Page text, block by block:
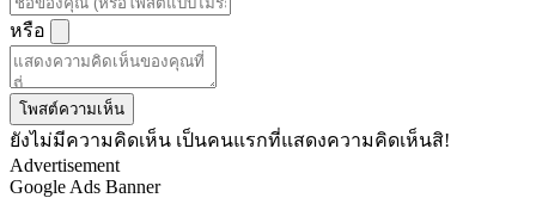
หรือ
โพสต์ความเห็น
ยังไม่มีความคิดเห็น เป็นคนแรกที่แสดงความคิดเห็นสิ!
Advertisement
Google Ads Banner